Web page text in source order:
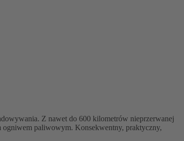
Z nawet do 600 kilometrów nieprzerwanej
ogniwem paliwowym. Konsekwentny, praktyczny,